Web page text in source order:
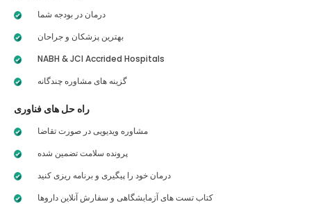
درمان در بودجه شما
بهترین پزشکان و جراحان
NABH & JCI Accrided Hospitals
گزینه های مشاوره چندگانه
راه حل های فناوری
مشاوره ویدیویی در صورت تقاضا
پرونده سلامت تضمین شده
درمان خود را پیگیری و برنامه ریزی کنید
کتاب تست های آزمایشگاهی و سفارش آنلاین داروها